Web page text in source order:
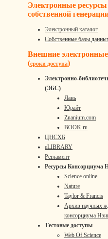
Электронные ресурсы
собственной
Электронный каталог
Собственные базы
Внешние
(сроки доступа)
Электронно-
(ЭБС)
Лань
Юрайт
Znanium.com
BOOK.ru
ЦНСХБ
eLIBRARY
Регламент
Ресурсы
Science online
Nature
Taylor & Francis
Архив научных
консорциума
Тестовые доступы
Web Of Science